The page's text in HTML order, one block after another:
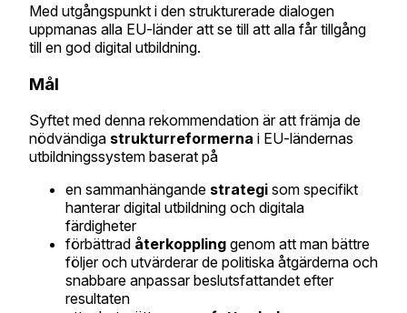
Med utgångspunkt i den strukturerade dialogen
uppmanas alla EU-länder att se till att alla får tillgång
till en god digital utbildning.
Mål
Syftet med denna rekommendation är att främja de
nödvändiga strukturreformerna i EU-ländernas
utbildningssystem baserat på
en sammanhängande strategi som specifikt
hanterar digital utbildning och digitala
färdigheter
förbättrad återkoppling genom att man bättre
följer och utvärderar de politiska åtgärderna och
snabbare anpassar beslutsfattandet efter
resultaten